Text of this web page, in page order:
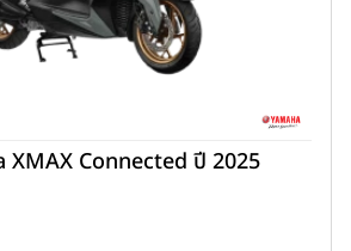
XMAX Connected ปี 2025